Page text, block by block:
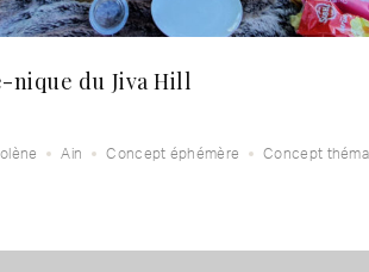
nique du Jiva Hill
Ain Concept éphémère Concept